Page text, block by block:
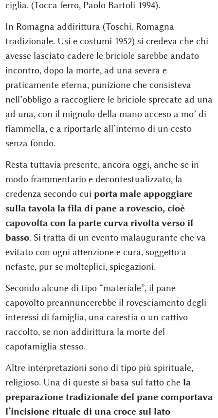
ciglia. (Tocca ferro, Paolo Bartoli 1994).
In Romagna addirittura (Toschi. Romagna
tradizionale. Usi e costumi 1952) si credeva che chi
avesse lasciato cadere le briciole sarebbe andato
incontro, dopo la morte, ad una severa e
praticamente eterna, punizione che consisteva
nell’obbligo a raccogliere le briciole sprecate ad una
ad una, con il mignolo della mano acceso a mo’ di
fiammella, e a riportarle all’interno di un cesto
senza fondo.
Resta tuttavia presente, ancora oggi, anche se in
modo frammentario e decontestualizzato, la
credenza secondo cui porta male appoggiare
sulla tavola la fila di pane a rovescio, cioè
capovolta con la parte curva rivolta verso il
basso. Si tratta di un evento malaugurante che va
evitato con ogni attenzione e cura, soggetto a
nefaste, pur se molteplici, spiegazioni.
Secondo alcune di tipo “materiale”, il pane
capovolto preannuncerebbe il rovesciamento degli
interessi di famiglia, una carestia o un cattivo
raccolto, se non addirittura la morte del
capofamiglia stesso.
Altre interpretazioni sono di tipo più spirituale,
religioso. Una di queste si basa sul fatto che la
preparazione tradizionale del pane comportava
l’incisione rituale di una croce sul lato